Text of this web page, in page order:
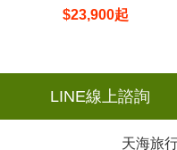
$23,900起
LINE線上諮詢
天海旅